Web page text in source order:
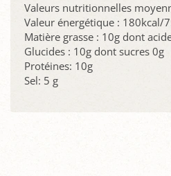
Valeurs nutritionnelles
Valeur énergétique : 180kcal/
Matière grasse : 10g dont
Glucides : 10g dont sucres 0g
Protéines: 10g
Sel: 5 g